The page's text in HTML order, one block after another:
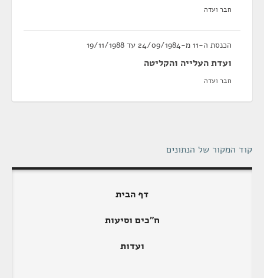
חבר ועדה
הכנסת ה-11 מ-24/09/1984 עד 19/11/1988
ועדת העלייה והקליטה
חבר ועדה
קוד המקור של הנתונים
דף הבית
ח"כים וסיעות
ועדות